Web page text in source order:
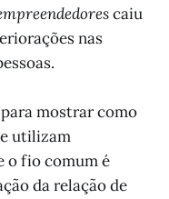
caiu
nas
mostrar como
utilizam
o fio comum é
da relação de